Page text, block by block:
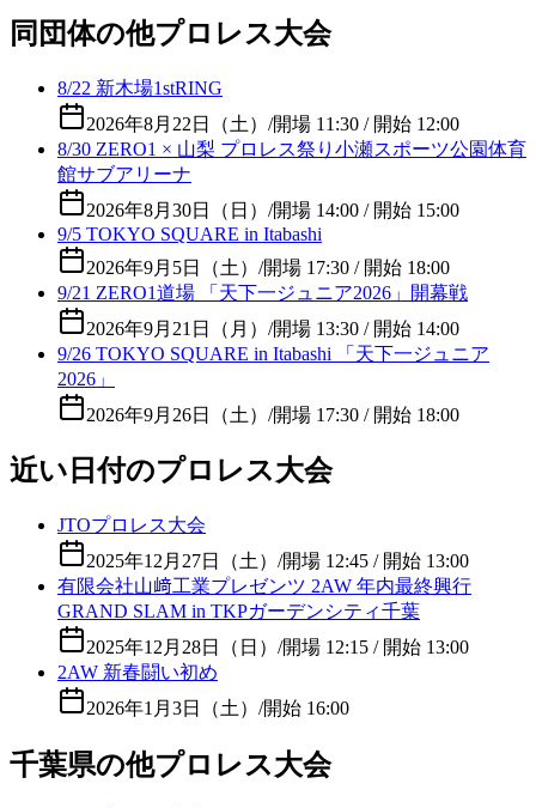
同団体の他プロレス大会
8/22 新木場1stRING
2026年8月22日（土） /開場 11:30 / 開始 12:00
8/30 ZERO1 × 山梨 プロレス祭り小瀬スポーツ公園体育
館サブアリーナ
2026年8月30日（日） /開場 14:00 / 開始 15:00
9/5 TOKYO SQUARE in Itabashi
2026年9月5日（土） /開場 17:30 / 開始 18:00
9/21 ZERO1道場 「天下一ジュニア2026」開幕戦
2026年9月21日（月） /開場 13:30 / 開始 14:00
9/26 TOKYO SQUARE in Itabashi 「天下一ジュニア
2026」
2026年9月26日（土） /開場 17:30 / 開始 18:00
近い日付のプロレス大会
JTOプロレス大会
2025年12月27日（土） /開場 12:45 / 開始 13:00
有限会社山﨑工業プレゼンツ 2AW 年内最終興行
GRAND SLAM in TKPガーデンシティ千葉
2025年12月28日（日） /開場 12:15 / 開始 13:00
2AW 新春闘い初め
2026年1月3日（土） /開始 16:00
千葉県の他プロレス大会